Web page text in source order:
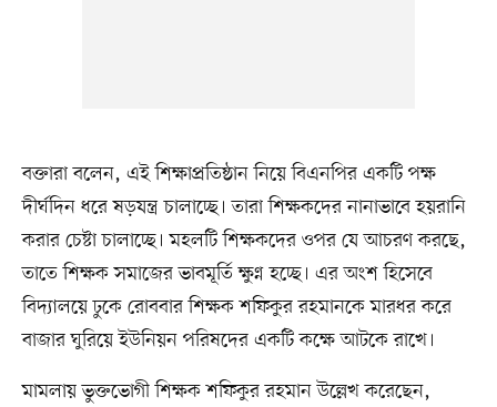
বক্তারা বলেন, এই শিক্ষাপ্রতিষ্ঠান নিয়ে বিএনপির একটি পক্ষ
দীর্ঘদিন ধরে ষড়যন্ত্র চালাচ্ছে। তারা শিক্ষকদের নানাভাবে হয়রানি
করার চেষ্টা চালাচ্ছে। মহলটি শিক্ষকদের ওপর যে আচরণ করছে,
তাতে শিক্ষক সমাজের ভাবমূর্তি ক্ষুণ্ন হচ্ছে। এর অংশ হিসেবে
বিদ্যালয়ে ঢুকে রোববার শিক্ষক শফিকুর রহমানকে মারধর করে
বাজার ঘুরিয়ে ইউনিয়ন পরিষদের একটি কক্ষে আটকে রাখে।
মামলায় ভুক্তভোগী শিক্ষক শফিকুর রহমান উল্লেখ করেছেন,